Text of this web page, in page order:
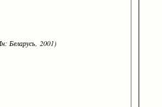
Беларусь, 2001)